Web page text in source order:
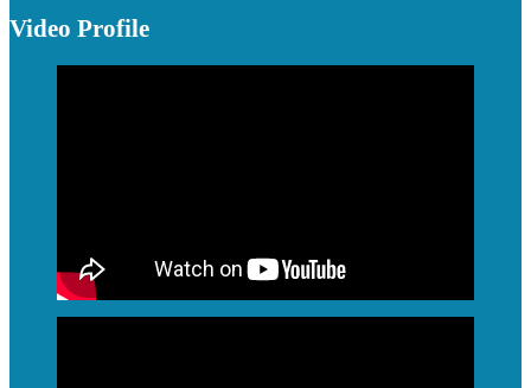
Video Profile